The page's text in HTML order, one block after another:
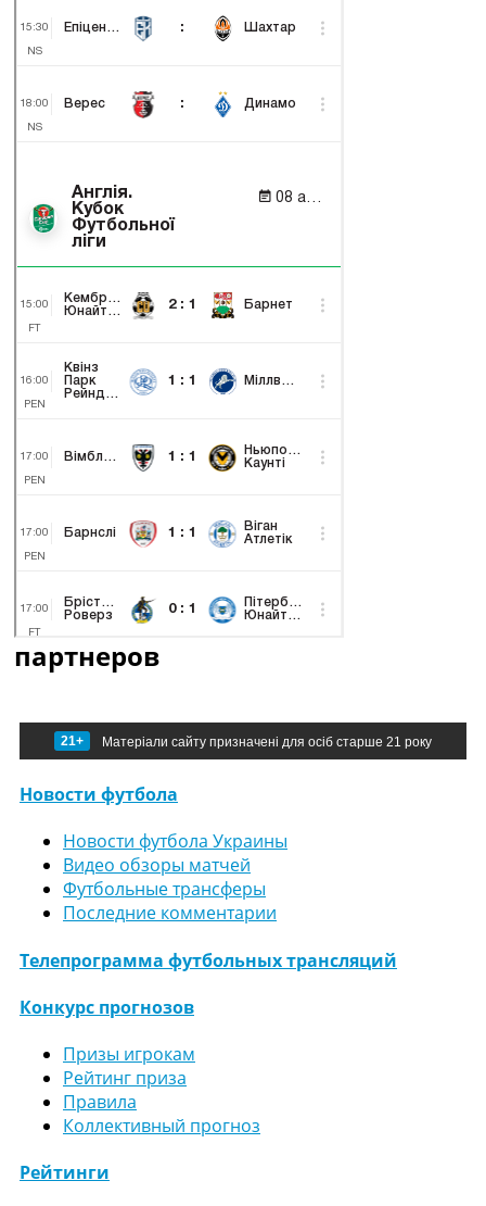
партнеров
21+ Матеріали сайту призначені для осіб старше 21 року
Новости футбола
Новости футбола Украины
Видео обзоры матчей
Футбольные трансферы
Последние комментарии
Телепрограмма футбольных трансляций
Конкурс прогнозов
Призы игрокам
Рейтинг приза
Правила
Коллективный прогноз
Рейтинги